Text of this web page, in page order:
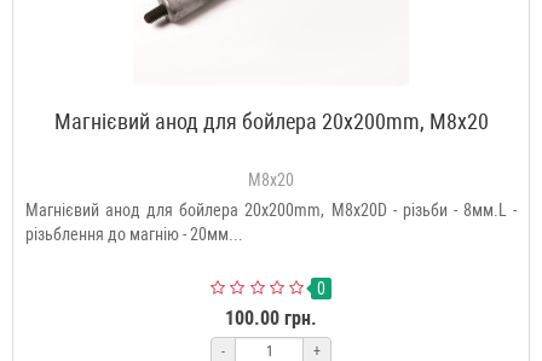
Магнієвий анод для бойлера 20x200mm, М8x20
M8x20
Магнієвий анод для бойлера 20x200mm, М8x20D - різьби - 8мм.L -
різьблення до магнію - 20мм...
0
100.00 грн.
- +